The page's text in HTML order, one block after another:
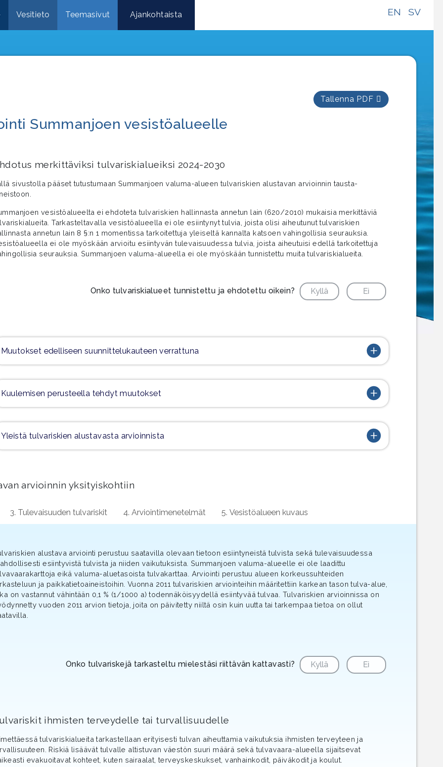
SV
EN
Vesitieto Teemasivut Ajankohtaista
Tallenna PDF
Summanjoen vesistöalueelle
merkittäviksi tulvariskialueiksi 2024-2030
sivustolla pääset tutustumaan Summanjoen valuma-alueen tulvariskien alustavan arvioinnin tausta-
vesistöalueelta ei ehdoteta tulvariskien hallinnasta annetun lain (620/2010) mukaisia merkittäviä
Tarkasteltavalla vesistöalueella ei ole esiintynyt tulvia, joista olisi aiheutunut tulvariskien
annetun lain 8 §:n 1 momentissa tarkoitettuja yleiseltä kannalta katsoen vahingollisia seurauksia.
ei ole myöskään arvioitu esiintyvän tulevaisuudessa tulvia, joista aiheutuisi edellä tarkoitettuja
seurauksia. Summanjoen valuma-alueella ei ole myöskään tunnistettu muita tulvariskialueita.
Onko tulvariskialueet tunnistettu ja ehdotettu oikein? Kyllä Ei
Muutokset edelliseen suunnittelukauteen verrattuna
Kuulemisen perusteella tehdyt muutokset
Yleistä tulvariskien alustavasta arvioinnista
arvioinnin yksityiskohtiin
3. Tulevaisuuden tulvariskit 4. Arviointimenetelmät 5. Vesistöalueen kuvaus
alustava arviointi perustuu saatavilla olevaan tietoon esiintyneistä tulvista sekä tulevaisuudessa
esiintyvistä tulvista ja niiden vaikutuksista. Summanjoen valuma-alueelle ei ole laadittu
eikä valuma-aluetasoista tulvakarttaa. Arviointi perustuu alueen korkeussuhteiden
ja paikkatietoaineistoihin. Vuonna 2011 tulvariskien arviointeihin määritettiin karkean tason tulva-alue,
on vastannut vähintään 0,1 % (1/1000 a) todennäköisyydellä esiintyvää tulvaa. Tulvariskien arvioinnissa on
vuoden 2011 arvion tietoja, joita on päivitetty niiltä osin kuin uutta tai tarkempaa tietoa on ollut
Onko tulvariskejä tarkasteltu mielestäsi riittävän kattavasti? Kyllä Ei
ihmisten terveydelle tai turvallisuudelle
tulvariskialueita tarkastellaan erityisesti tulvan aiheuttamia vaikutuksia ihmisten terveyteen ja
Riskiä lisäävät tulvalle altistuvan väestön suuri määrä sekä tulvavaara-alueella sijaitsevat
evakuoitavat kohteet, kuten sairaalat, terveyskeskukset, vanhainkodit, päiväkodit ja koulut.